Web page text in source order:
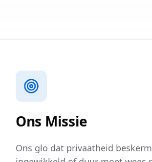
Ons Missie
Ons glo dat privaatheid